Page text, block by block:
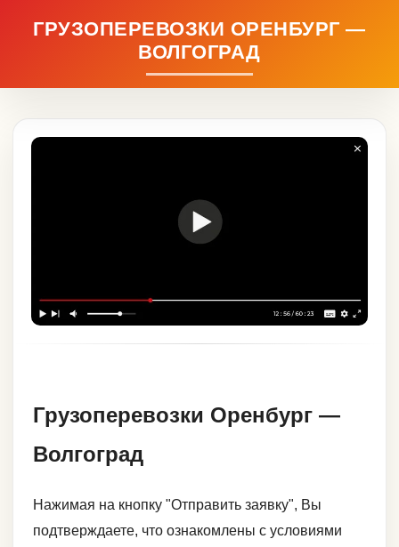
ГРУЗОПЕРЕВОЗКИ ОРЕНБУРГ —
ВОЛГОГРАД
Грузоперевозки Оренбург —
Волгоград
Нажимая на кнопку "Отправить заявку", Вы
подтверждаете, что ознакомлены с условиями